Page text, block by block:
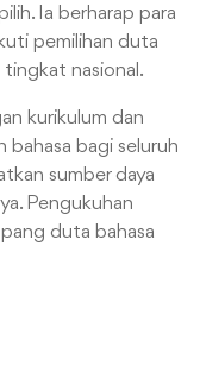
Ia berharap para
pemilihan duta
tingkat nasional.
kurikulum dan
bahasa bagi seluruh
sumber daya
Pengukuhan
duta bahasa